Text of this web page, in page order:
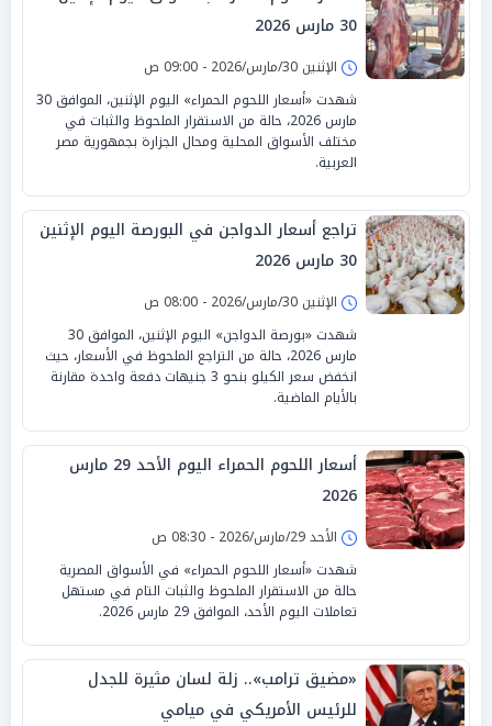
30 مارس 2026
الإثنين 30/مارس/2026 - 09:00 ص
شهدت «أسعار اللحوم الحمراء» اليوم الإثنين، الموافق 30
مارس 2026، حالة من الاستقرار الملحوظ والثبات في
مختلف الأسواق المحلية ومحال الجزارة بجمهورية مصر
العربية.
تراجع أسعار الدواجن في البورصة اليوم الإثنين
30 مارس 2026
الإثنين 30/مارس/2026 - 08:00 ص
شهدت «بورصة الدواجن» اليوم الإثنين، الموافق 30
مارس 2026، حالة من التراجع الملحوظ في الأسعار، حيث
انخفض سعر الكيلو بنحو 3 جنيهات دفعة واحدة مقارنة
بالأيام الماضية.
أسعار اللحوم الحمراء اليوم الأحد 29 مارس
2026
الأحد 29/مارس/2026 - 08:30 ص
شهدت «أسعار اللحوم الحمراء» في الأسواق المصرية
حالة من الاستقرار الملحوظ والثبات التام في مستهل
تعاملات اليوم الأحد، الموافق 29 مارس 2026.
«مضيق ترامب».. زلة لسان مثيرة للجدل
للرئيس الأمريكي في ميامي